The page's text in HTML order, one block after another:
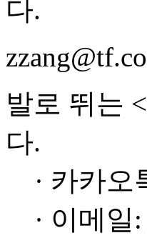
다.
발로 뛰는
다.
· 카카
· 이메일: